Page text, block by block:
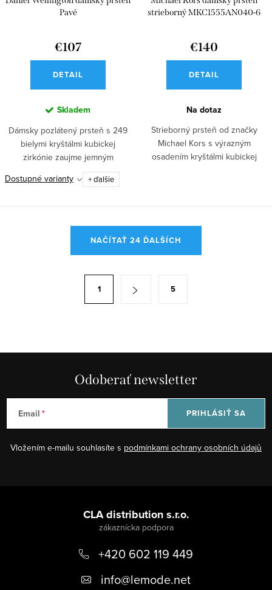
Pavé
€107
DETAIL
Skladem
Dámsky pozlátený prsteň s 249
bielymi kryštálmi kubickej
zirkónie zaujme jemným
trblietaním a...
Dostupné varianty + ďalšie
strieborný MKC1555AN040-6
€140
DETAIL
Na dotaz
Strieborný prsteň od značky
Michael Kors s výrazným
osadením kryštálmi kubickej
v
NAČÍTAŤ 24 ĎALŠÍCH
v
n
1 5
Odoberať newsletter
Email
Vložením e-mailu souhlasíte s podmínkami ochrany osobních údajů
PRIHLÁSIŤ SA
CLA distribution s.r.o.
+420 602 119 449
info@lemode.net